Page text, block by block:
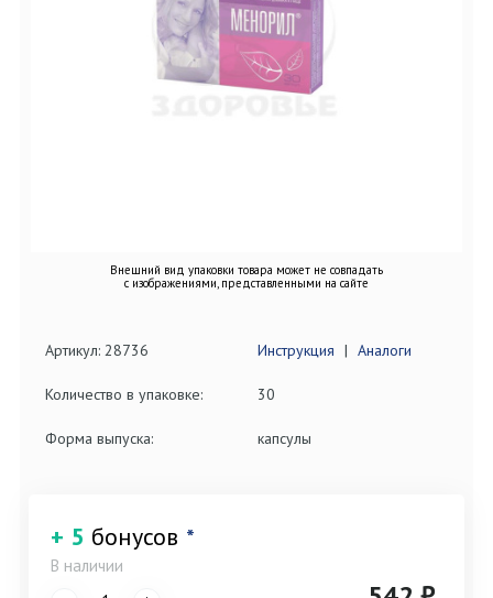
Внешний вид упаковки товара может не совпадать
с изображениями, представленными на сайте
Артикул: 28736 Инструкция | Аналоги
Количество в упаковке: 30
Форма выпуска: капсулы
+ 5 бонусов *
В наличии